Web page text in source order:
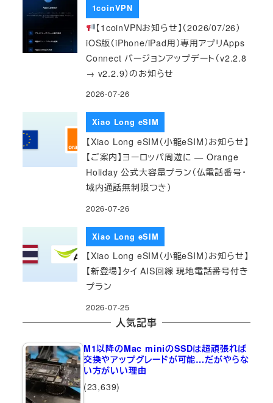
1coinVPN
【1coinVPNお知らせ】（2026/07/26）
iOS版（iPhone/iPad用）専用アプリApps
Connect バージョンアップデート（v2.2.8
→ v2.2.9）のお知らせ
2026-07-26
Xiao Long eSIM
【Xiao Long eSIM（小龍eSIM）お知らせ】
【ご案内】ヨーロッパ周遊に — Orange
Holiday 公式大容量プラン（仏電話番号・
域内通話無制限つき）
2026-07-26
Xiao Long eSIM
【Xiao Long eSIM（小龍eSIM）お知らせ】
【新登場】タイ AIS回線 現地電話番号付き
プラン
2026-07-25
人気記事
M1以降のMac miniのSSDは超頑張れば
交換やアップグレードが可能…だがやらな
い方がいい理由
(23,639)